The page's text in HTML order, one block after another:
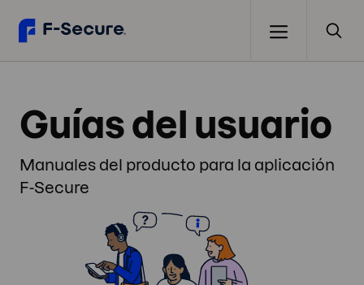
Guías del usuario
Manuales del producto para la aplicación
F-Secure